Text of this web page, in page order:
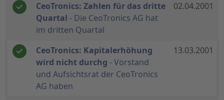
CeoTronics: Zahlen für das dritte
Quartal - Die CeoTronics AG hat
im dritten Quartal
02.04.2001
CeoTronics: Kapitalerhöhung
wird nicht durchg - Vorstand
und Aufsichtsrat der CeoTronics
AG haben
13.03.2001